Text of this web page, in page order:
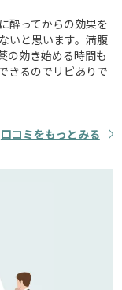
酔ってからの効果を
いと思います。満腹
の効き始める時間も
きるのでリピありで
口コミをもっとみる